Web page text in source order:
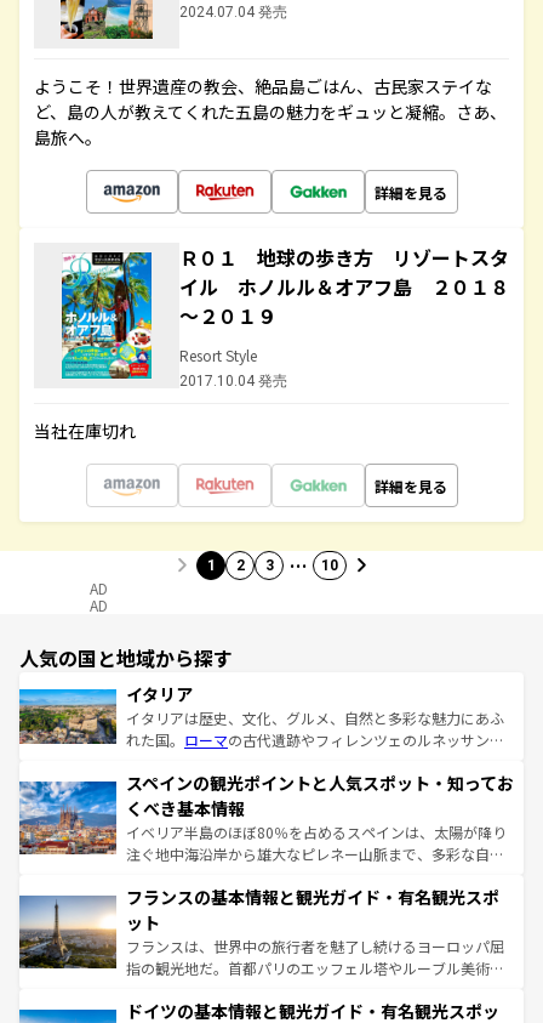
2024.07.04 発売
ようこそ！世界遺産の教会、絶品島ごはん、古民家ステイな
ど、島の人が教えてくれた五島の魅力をギュッと凝縮。さあ、
島旅へ。
詳細を見る
Ｒ０１ 地球の歩き方 リゾートスタ
イル ホノルル＆オアフ島 ２０１８
～２０１９
Resort Style
2017.10.04 発売
当社在庫切れ
詳細を見る
1 2 3 … 10
AD
AD
人気の国と地域から探す
イタリア
イタリアは歴史、文化、グルメ、自然と多彩な魅力にあふ
れた国。 ローマの古代遺跡やフィレンツェのルネッサンス
ろん、トスカーナの美しい田園風景やアマルフィ海岸の絶
景など、自然景観も見逃せない。観光の合間には、本場の
ピザやパスタなど、絶品のイタリア料理を堪能することも
できる。朝目覚めてから夜眠るまで、すべての瞬間を楽し
なお、新着のイタリア情報はコンテンツ一覧を参照してほ
しい。
スペインの観光ポイントと人気スポット・知ってお
くべき基本情報
イベリア半島のほぼ80％を占めるスペインは、太陽が降り
注ぐ地中海沿岸から雄大なピレネー山脈まで、多彩な自然
文化が根付くこの国では、情熱的なフラメンコ、熱気あふ
れる闘牛、そして美味しいタパスが生活の一部となってい
る。首都マドリードの洗練された雰囲気や、バルセロナの
アートに溢れた街角から、地方では古代ローマ遺跡や中世
せる。地方によって風土や気候が異なるスペインはその個
フランスの基本情報と観光ガイド・有名観光スポ
ット
フランスは、世界中の旅行者を魅了し続けるヨーロッパ屈
指の観光地だ。首都パリのエッフェル塔やルーブル美術館
で、幅広い魅力が詰まっている。華麗な宮殿、歴史的な大
ドイツの基本情報と観光ガイド・有名観光スポッ